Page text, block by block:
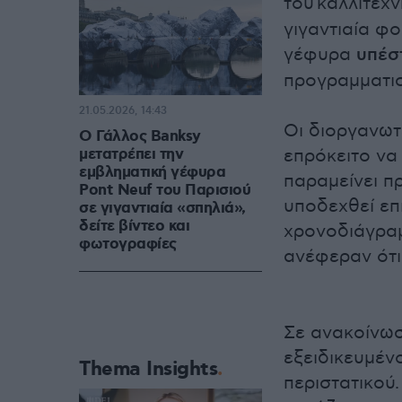
γιγαντιαία
γέφυρα
Οι
επρόκειτο να
παραμείνει
υποδεχθεί
ανέφεραν
Σε
Ο Γάλλος Banksy
μετατρέπει την
εμβληματική γέφυρα
Pont Neuf του Παρισιού
σε γιγαντιαία «σπηλιά»,
δείτε βίντεο και
φωτογραφίες
21.05.2026, 14:43
Thema Insights